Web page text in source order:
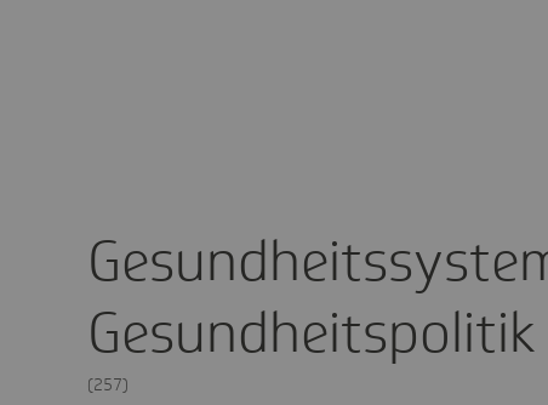
Gesundheitspolitik
(257)